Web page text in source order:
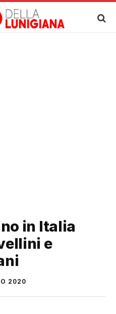
in Italia
e
2020